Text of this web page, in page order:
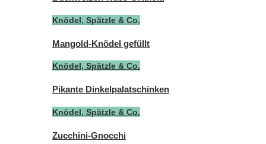
Knödel, Spätzle & Co.
Mangold-Knödel gefüllt
Knödel, Spätzle & Co.
Pikante Dinkelpalatschinken
Knödel, Spätzle & Co.
Zucchini-Gnocchi